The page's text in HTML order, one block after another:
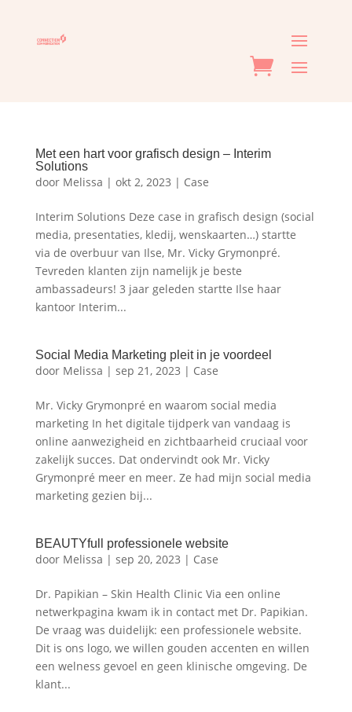
Met een hart voor grafisch design – Interim
Solutions
door Melissa | okt 2, 2023 | Case
Interim Solutions Deze case in grafisch design (social
media, presentaties, kledij, wenskaarten…) startte
via de overbuur van Ilse, Mr. Vicky Grymonpré.
Tevreden klanten zijn namelijk je beste
ambassadeurs! 3 jaar geleden startte Ilse haar
kantoor Interim...
Social Media Marketing pleit in je voordeel
door Melissa | sep 21, 2023 | Case
Mr. Vicky Grymonpré en waarom social media
marketing In het digitale tijdperk van vandaag is
online aanwezigheid en zichtbaarheid cruciaal voor
zakelijk succes. Dat ondervindt ook Mr. Vicky
Grymonpré meer en meer. Ze had mijn social media
marketing gezien bij...
BEAUTYfull professionele website
door Melissa | sep 20, 2023 | Case
Dr. Papikian – Skin Health Clinic Via een online
netwerkpagina kwam ik in contact met Dr. Papikian.
De vraag was duidelijk: een professionele website.
Dit is ons logo, we willen gouden accenten en willen
een welness gevoel en geen klinische omgeving. De
klant...